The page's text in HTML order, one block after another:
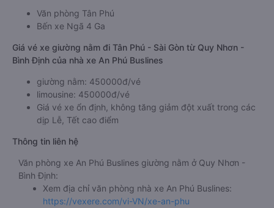
Văn phòng Tân Phú
Bến xe Ngã 4 Ga
Giá vé xe giường nằm đi Tân Phú - Sài Gòn từ Quy Nhơn -
Bình Định của nhà xe An Phú Buslines
giường nằm: 450000đ/vé
limousine: 450000đ/vé
Giá vé xe ổn định, không tăng giảm đột xuất trong các
dịp Lễ, Tết cao điểm
Thông tin liên hệ
Văn phòng xe An Phú Buslines giường nằm ở Quy Nhơn -
Bình Định:
Xem địa chỉ văn phòng nhà xe An Phú Buslines:
https://vexere.com/vi-VN/xe-an-phu